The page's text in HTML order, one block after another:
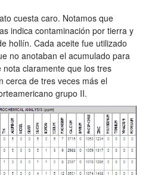
cuesta caro. Notamos que
indica contaminación por tierra y
hollín. Cada aceite fue utilizado
no anotaban el acumulado para
claramente que los tres
cerca de tres veces más el
grupo II.